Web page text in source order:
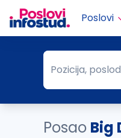
Poslovi
Pozicija,
Pozicija,
Posao Big